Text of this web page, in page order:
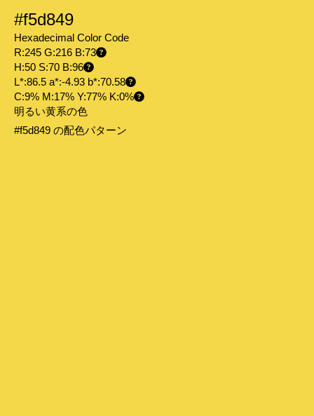
#f5d849
Hexadecimal Color Code
R:245 G:216 B:73
H:50 S:70 B:96
L*:86.5 a*:-4.93 b*:70.58
C:9% M:17% Y:77% K:0%
明るい黄系の色
#f5d849 の配色パターン